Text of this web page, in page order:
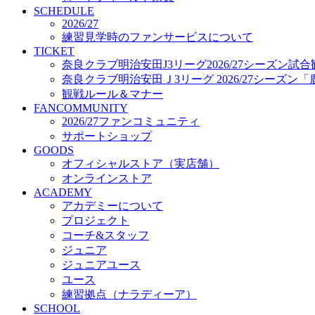
プロジェクト
コーチ&スタッフ
ジュニア
ジュニアユース
ユース
練習拠点（ナラディーア）
SCHOOL
CLUB
2026/27 パートナー企業
パートナー募集
クラブ理念
クラブ情報
サステナビリティ
Web制作支援
応援プロジェクト
SCHEDULE
2026/27
練習見学時のファンサービスについて
TICKET
奈良クラブ明治安田J3リーグ2026/27シーズン試合
奈良クラブ明治安田Ｊ3リーグ 2026/27シーズン「
観戦ルール＆マナー
FANCOMMUNITY
2026/27ファンコミュニティ
サポートショップ
GOODS
オフィシャルストア（実店舗）
オンラインストア
ACADEMY
アカデミーについて
プロジェクト
コーチ&スタッフ
ジュニア
ジュニアユース
ユース
練習拠点（ナラディーア）
SCHOOL